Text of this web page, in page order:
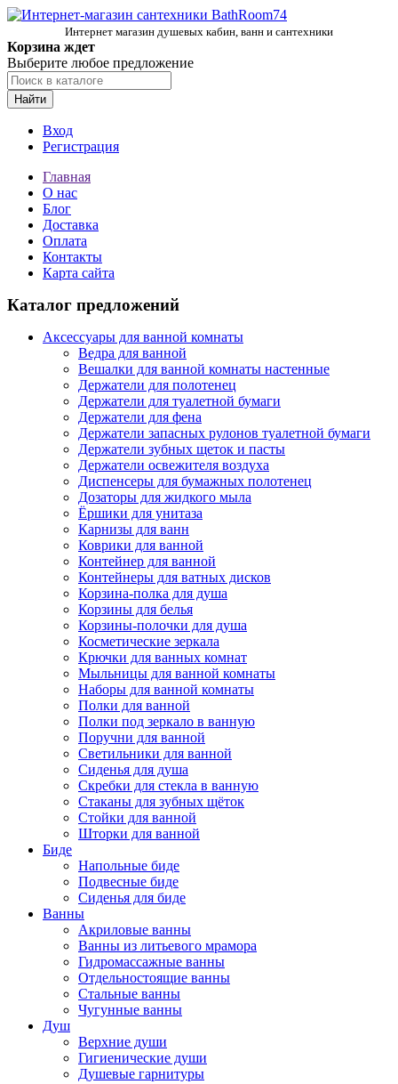
Интернет магазин душевых кабин, ванн и сантехники
Корзина ждет
Выберите любое предложение
Найти
Вход
Регистрация
Главная
О нас
Блог
Доставка
Оплата
Контакты
Карта сайта
Каталог предложений
Аксессуары для ванной комнаты
Ведра для ванной
Вешалки для ванной комнаты настенные
Держатели для полотенец
Держатели для туалетной бумаги
Держатели для фена
Держатели запасных рулонов туалетной бумаги
Держатели зубных щеток и пасты
Держатели освежителя воздуха
Диспенсеры для бумажных полотенец
Дозаторы для жидкого мыла
Ёршики для унитаза
Карнизы для ванн
Коврики для ванной
Контейнер для ванной
Контейнеры для ватных дисков
Корзина-полка для душа
Корзины для белья
Корзины-полочки для душа
Косметические зеркала
Крючки для ванных комнат
Мыльницы для ванной комнаты
Наборы для ванной комнаты
Полки для ванной
Полки под зеркало в ванную
Поручни для ванной
Светильники для ванной
Сиденья для душа
Скребки для стекла в ванную
Стаканы для зубных щёток
Стойки для ванной
Шторки для ванной
Биде
Напольные биде
Подвесные биде
Сиденья для биде
Ванны
Акриловые ванны
Ванны из литьевого мрамора
Гидромассажные ванны
Отдельностоящие ванны
Стальные ванны
Чугунные ванны
Душ
Верхние души
Гигиенические души
Душевые гарнитуры